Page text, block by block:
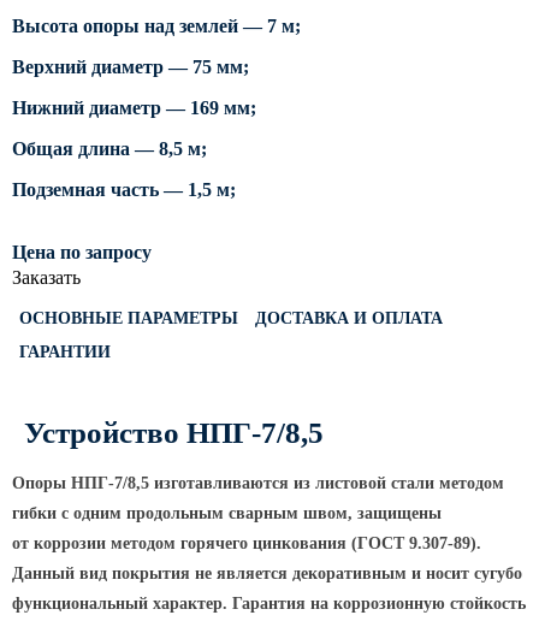
прямостоечная трубчатая
СФГ Силовые фланцевые
граненые опоры освещения
конические опоры освещения
стойки
ОГСГ Опоры граненые
круглоконические
Складывающиеся опоры освещения
ОГКС Опоры граненые конические
складывающиеся
ОККС Опоры круглые конические
складывающиеся
Высота опоры над землей — 7 м;
Верхний диаметр — 75 мм;
Нижний диаметр — 169 мм;
Общая длина — 8,5 м;
Подземная часть — 1,5 м;
Цена по запросу
Заказать
ОСНОВНЫЕ ПАРАМЕТРЫ
ДОСТАВКА И ОПЛАТА
ГАРАНТИИ
Устройство НПГ-7/8,5
Опоры НПГ-7/8,5 изготавливаются из листовой стали методом
гибки с одним продольным сварным швом, защищены
от коррозии методом горячего цинкования (ГОСТ9.307-89).
Данный вид покрытия не является декоративным и носит сугубо
функциональный характер. Гарантия на коррозионную стойкость